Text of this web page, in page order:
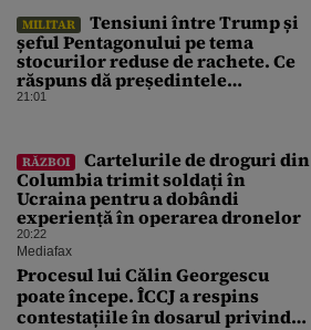
MILITAR
Tensiuni între Trump și
șeful Pentagonului pe tema
stocurilor reduse de rachete. Ce
răspuns dă președintele
american
21:01
RĂZBOI
Cartelurile de droguri din
Columbia trimit soldați în
Ucraina pentru a dobândi
experiență în operarea dronelor
20:22
Mediafax
Procesul lui Călin Georgescu
poate începe. ÎCCJ a respins
contestațiile în dosarul privind